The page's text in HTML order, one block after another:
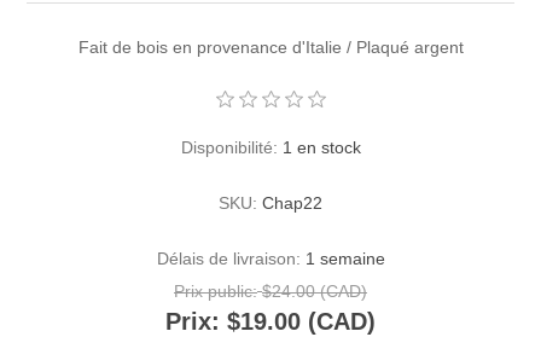
Fait de bois en provenance d'Italie / Plaqué argent
Disponibilité: 1 en stock
SKU: Chap22
Délais de livraison: 1 semaine
Prix public: $24.00 (CAD)
Prix: $19.00 (CAD)